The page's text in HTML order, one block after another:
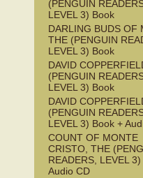
(PENGUIN
LEVEL 3) Book
DARLING BUDS OF
THE (PENGUIN
LEVEL 3) Book
DAVID
(PENGUIN
LEVEL 3) Book
DAVID
(PENGUIN
LEVEL 3) Book +
COUNT OF MONTE
CRISTO, THE
READERS, LEVEL
Audio CD